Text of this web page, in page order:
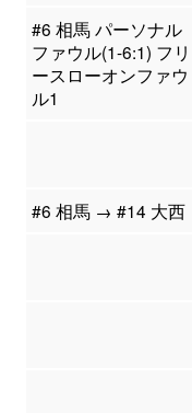
#6 相馬 パーソナル
ファウル(1-6:1) フリ
ースローオンファウ
ル1
#6 相馬 → #14 大西